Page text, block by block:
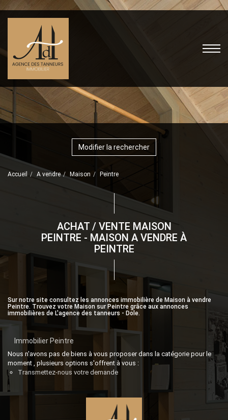
Modifier la rechercher
Accueil A vendre Maison Peintre
ACHAT / VENTE MAISON
PEINTRE - MAISON A VENDRE À
PEINTRE
Sur notre site consultez les annonces immobilière de Maison à vendre
Peintre. Trouvez votre Maison sur Peintre grâce aux annonces
immobilières de L'agence des tanneurs - Dole.
Immobilier Peintre
Nous n'avons pas de biens à vous proposer dans la catégorie pour le
moment , plusieurs options s'offrent à vous :
Transmettez-nous votre demande